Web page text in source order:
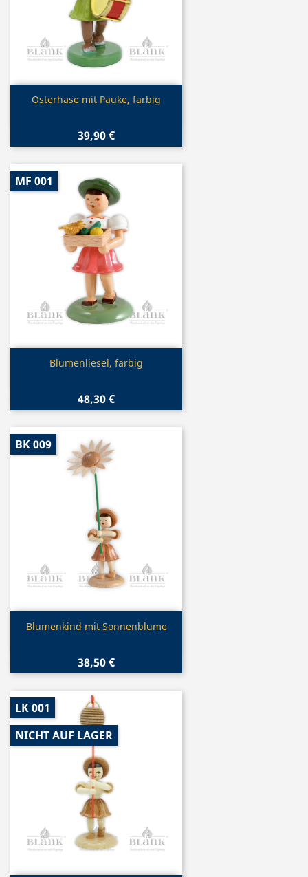
Vorschau
Osterhase mit Pauke, farbig
39,90 €
Vorschau
Blumenliesel, farbig
48,30 €
MF 001
Vorschau
Blumenkind mit Sonnenblume
38,50 €
BK 009
LK 001
NICHT AUF LAGER